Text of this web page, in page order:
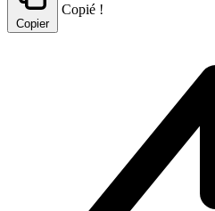
Copier
Copié !